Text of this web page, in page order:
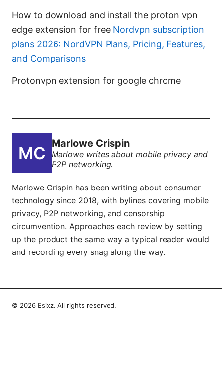
How to download and install the proton vpn
edge extension for free Nordvpn subscription
plans 2026: NordVPN Plans, Pricing, Features,
and Comparisons
Protonvpn extension for google chrome
Marlowe Crispin
Marlowe writes about mobile privacy and
P2P networking.
Marlowe Crispin has been writing about consumer
technology since 2018, with bylines covering mobile
privacy, P2P networking, and censorship
circumvention. Approaches each review by setting
up the product the same way a typical reader would
and recording every snag along the way.
© 2026 Esixz. All rights reserved.